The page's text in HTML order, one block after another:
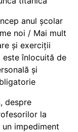
anul școlar
noi / Mai mult
și exerciții
înlocuită de
și
despre
la
impediment